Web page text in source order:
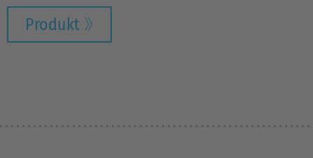
Produkt